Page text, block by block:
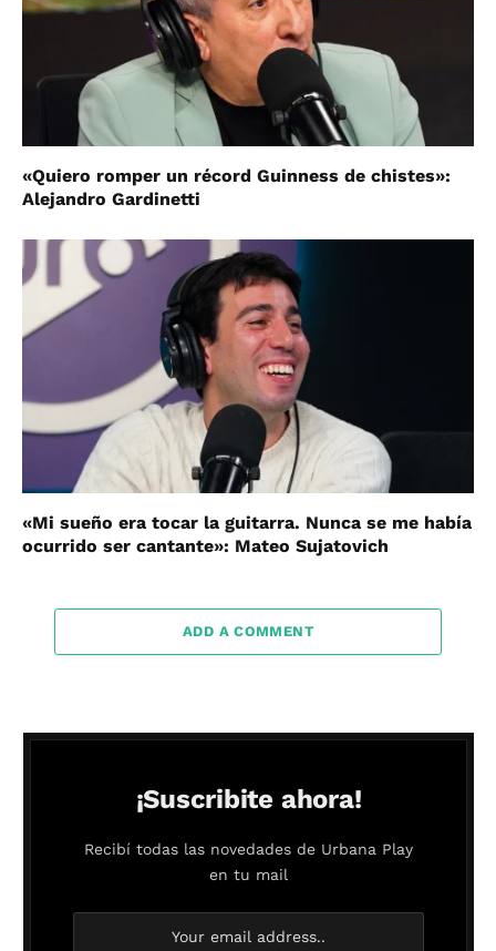
«Quiero romper un récord Guinness de chistes»:
Alejandro Gardinetti
«Mi sueño era tocar la guitarra. Nunca se me había
ocurrido ser cantante»: Mateo Sujatovich
ADD A COMMENT
¡Suscribite ahora!
Recibí todas las novedades de Urbana Play
en tu mail